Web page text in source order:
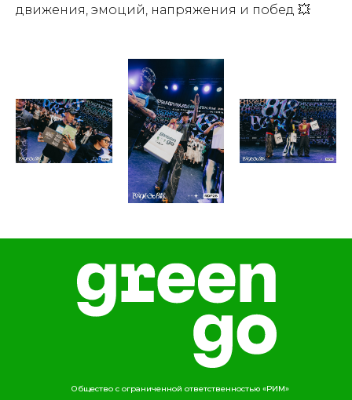
движения, эмоций, напряжения и побед 💥
Общество с ограниченной ответственностью «РИМ»